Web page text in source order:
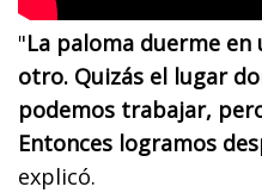
"La paloma duerme
otro. Quizás el lugar
podemos trabajar,
Entonces logramos
explicó.